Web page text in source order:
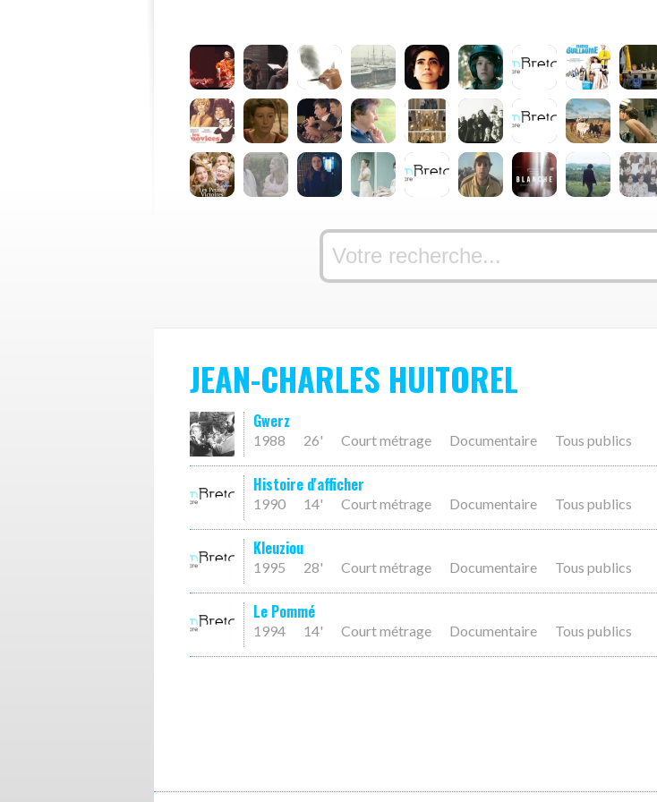
JEAN-CHARLES HUITOREL
Gwerz
1988 26' Court métrage Documentaire Tous publics
Histoire d'afficher
1990 14' Court métrage Documentaire Tous publics
Kleuziou
1995 28' Court métrage Documentaire Tous publics
Le Pommé
1994 14' Court métrage Documentaire Tous publics